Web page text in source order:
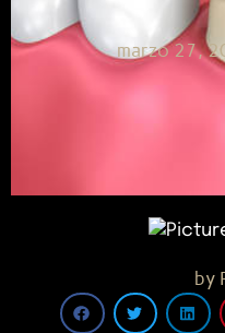
marzo 27,
by